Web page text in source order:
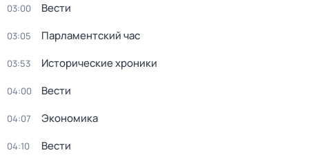
03:00 Вести
03:05 Парламентский час
03:53 Исторические хроники
04:00 Вести
04:07 Экономика
04:10 Вести